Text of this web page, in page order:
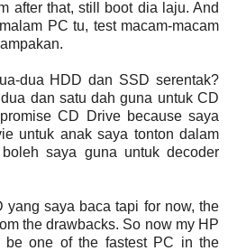
after that, still boot dia laju. And
PC tu, test macam-macam
dua HDD dan SSD serentak?
dan satu dah guna untuk CD
CD Drive because saya
untuk anak saya tonton dalam
saya guna untuk decoder
saya baca tapi for now, the
the drawbacks. So now my HP
be one of the fastest PC in the